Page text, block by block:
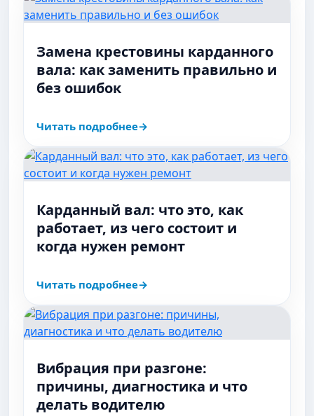
Замена крестовины карданного
вала: как заменить правильно и
без ошибок
Читать подробнее
Карданный вал: что это, как
работает, из чего состоит и
когда нужен ремонт
Читать подробнее
Вибрация при разгоне:
причины, диагностика и что
делать водителю